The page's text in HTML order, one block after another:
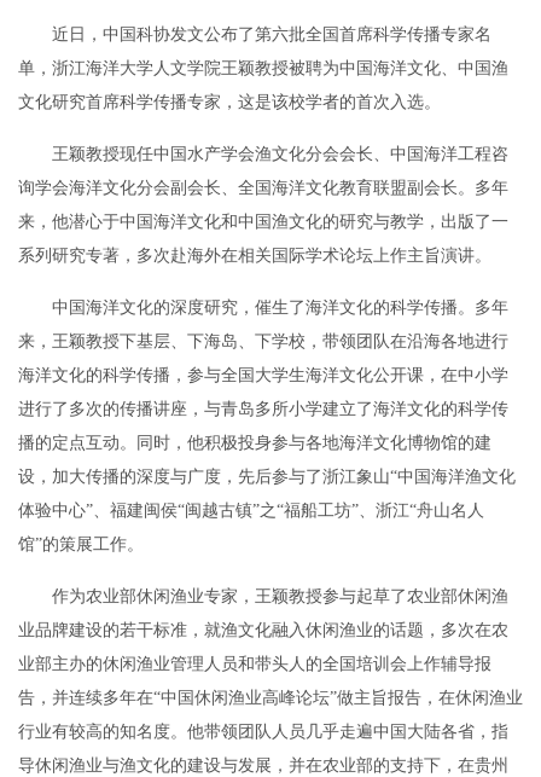
近日，中国科协发文公布了第六批全国首席科学传播专家名
单，浙江海洋大学人文学院王颖教授被聘为中国海洋文化、中国渔
文化研究首席科学传播专家，这是该校学者的首次入选。
王颖教授现任中国水产学会渔文化分会会长、中国海洋工程咨
询学会海洋文化分会副会长、全国海洋文化教育联盟副会长。多年
来，他潜心于中国海洋文化和中国渔文化的研究与教学，出版了一
系列研究专著，多次赴海外在相关国际学术论坛上作主旨演讲。
中国海洋文化的深度研究，催生了海洋文化的科学传播。多年
来，王颖教授下基层、下海岛、下学校，带领团队在沿海各地进行
海洋文化的科学传播，参与全国大学生海洋文化公开课，在中小学
进行了多次的传播讲座，与青岛多所小学建立了海洋文化的科学传
播的定点互动。同时，他积极投身参与各地海洋文化博物馆的建
设，加大传播的深度与广度，先后参与了浙江象山“中国海洋渔文化
体验中心”、福建闽侯“闽越古镇”之“福船工坊”、浙江“舟山名人
馆”的策展工作。
作为农业部休闲渔业专家，王颖教授参与起草了农业部休闲渔
业品牌建设的若干标准，就渔文化融入休闲渔业的话题，多次在农
业部主办的休闲渔业管理人员和带头人的全国培训会上作辅导报
告，并连续多年在“中国休闲渔业高峰论坛”做主旨报告，在休闲渔业
行业有较高的知名度。他带领团队人员几乎走遍中国大陆各省，指
导休闲渔业与渔文化的建设与发展，并在农业部的支持下，在贵州